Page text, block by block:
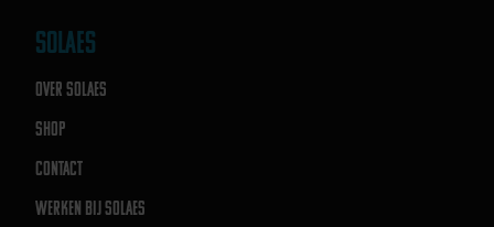
SOLAES
OVER SOLAES
SHOP
CONTACT